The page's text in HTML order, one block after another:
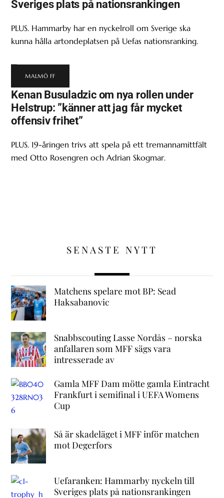
Sveriges plats på nationsrankingen
PLUS. Hammarby har en nyckelroll om Sverige ska
kunna hålla artondeplatsen på Uefas nationsranking.
MALMÖ FF
Kenan Busuladzic om nya rollen under
Helstrup: ”känner att jag får mycket
offensiv frihet”
PLUS. 19-åringen trivs att spela på ett tremannamittfält
med Otto Rosengren och Adrian Skogmar.
SENASTE NYTT
Matchens spelare mot BP: Sead
Haksabanovic
Snabbscouting Lasse Nordås – norska
anfallaren som MFF sägs vara
intresserade av
Gamla MFF Dam mötte gamla Eintracht
Frankfurt i semifinal i UEFA Womens
Cup
Så är skadeläget i MFF inför matchen
mot Degerfors
Uefaranken: Hammarby nyckeln till
Sveriges plats på nationsrankingen